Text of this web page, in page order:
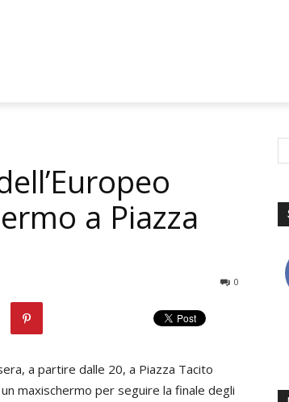
a Piazza
0
a partire dalle 20, a Piazza Tacito
maxischermo per seguire la finale degli